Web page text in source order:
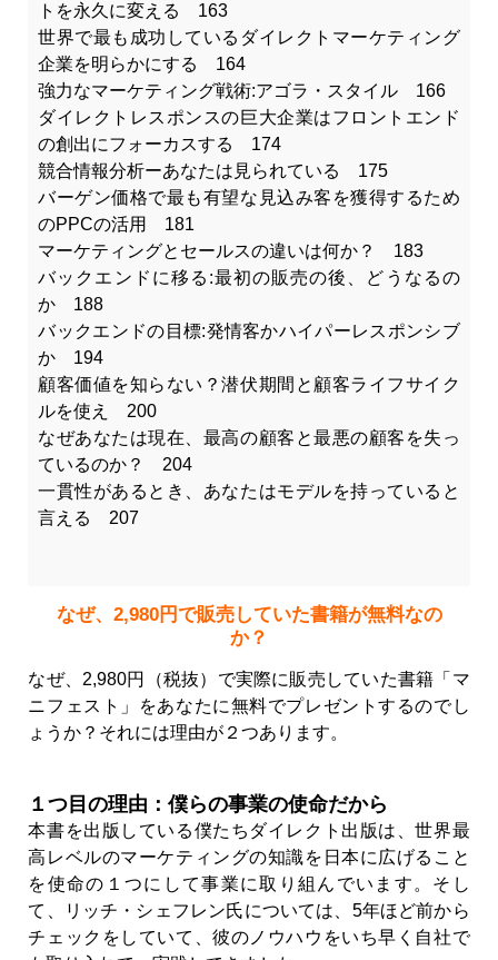
トを永久に変える 163
世界で最も成功しているダイレクトマーケティング
企業を明らかにする 164
強力なマーケティング戦術:アゴラ・スタイル 166
ダイレクトレスポンスの巨大企業はフロントエンド
の創出にフォーカスする 174
競合情報分析ーあなたは見られている 175
バーゲン価格で最も有望な見込み客を獲得するため
のPPCの活用 181
マーケティングとセールスの違いは何か？ 183
バックエンドに移る:最初の販売の後、どうなるの
か 188
バックエンドの目標:発情客かハイパーレスポンシブ
か 194
顧客価値を知らない？潜伏期間と顧客ライフサイク
ルを使え 200
なぜあなたは現在、最高の顧客と最悪の顧客を失っ
ているのか？ 204
一貫性があるとき、あなたはモデルを持っていると
言える 207
なぜ、2,980円で販売していた書籍が無料なの
か？
なぜ、2,980円（税抜）で実際に販売していた書籍「マ
ニフェスト」をあなたに無料でプレゼントするのでし
ょうか？それには理由が２つあります。
１つ目の理由：僕らの事業の使命だから
本書を出版している僕たちダイレクト出版は、世界最
高レベルのマーケティングの知識を日本に広げること
を使命の１つにして事業に取り組んでいます。そし
て、リッチ・シェフレン氏については、5年ほど前から
チェックをしていて、彼のノウハウをいち早く自社で